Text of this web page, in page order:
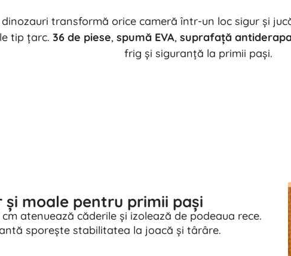
transformă orice cameră într-un loc sigur și
tip țarc. 36 de piese, spumă EVA, suprafață
frig și siguranță la primii pași.
și moale pentru primii pași
cm atenuează căderile și izolează de podeaua rece.
sporește stabilitatea la joacă și târâre.